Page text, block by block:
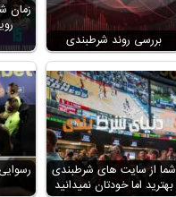
زمان
بررسی روند شرطبندی
شما از سایت های شرطبندی
بهترید اما خودتان نمیدانید